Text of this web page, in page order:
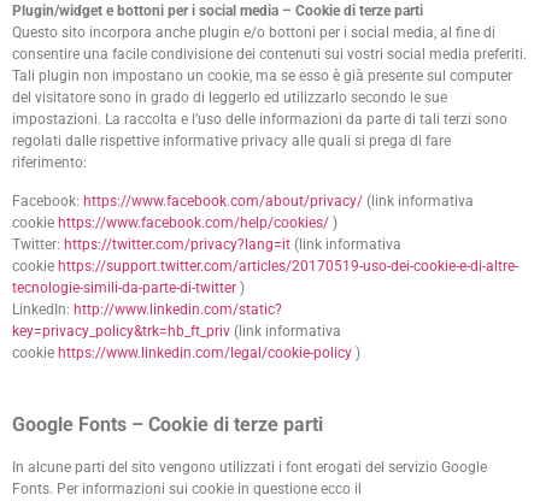
Plugin/widget e bottoni per i social media – Cookie di terze parti
Questo sito incorpora anche plugin e/o bottoni per i social media, al fine di
consentire una facile condivisione dei contenuti sui vostri social media preferiti.
Tali plugin non impostano un cookie, ma se esso è già presente sul computer
del visitatore sono in grado di leggerlo ed utilizzarlo secondo le sue
impostazioni. La raccolta e l’uso delle informazioni da parte di tali terzi sono
regolati dalle rispettive informative privacy alle quali si prega di fare
riferimento:
Facebook: https://www.facebook.com/about/privacy/ (link informativa
cookie https://www.facebook.com/help/cookies/ )
Twitter: https://twitter.com/privacy?lang=it (link informativa
cookie https://support.twitter.com/articles/20170519-uso-dei-cookie-e-di-altre-
tecnologie-simili-da-parte-di-twitter )
LinkedIn: http://www.linkedin.com/static?
key=privacy_policy&trk=hb_ft_priv (link informativa
cookie https://www.linkedin.com/legal/cookie-policy )
Google Fonts – Cookie di terze parti
In alcune parti del sito vengono utilizzati i font erogati del servizio Google
Fonts. Per informazioni sui cookie in questione ecco il